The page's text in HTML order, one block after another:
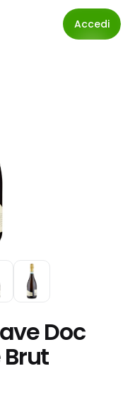
Accedi
Doc